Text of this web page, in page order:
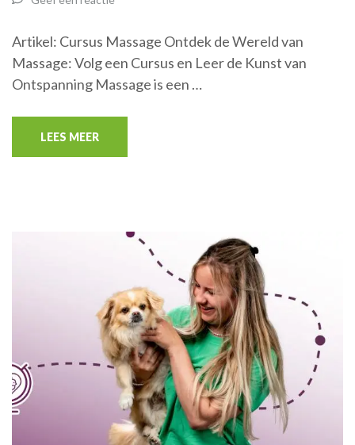
Artikel: Cursus Massage Ontdek de Wereld van
Massage: Volg een Cursus en Leer de Kunst van
Ontspanning Massage is een …
LEES MEER